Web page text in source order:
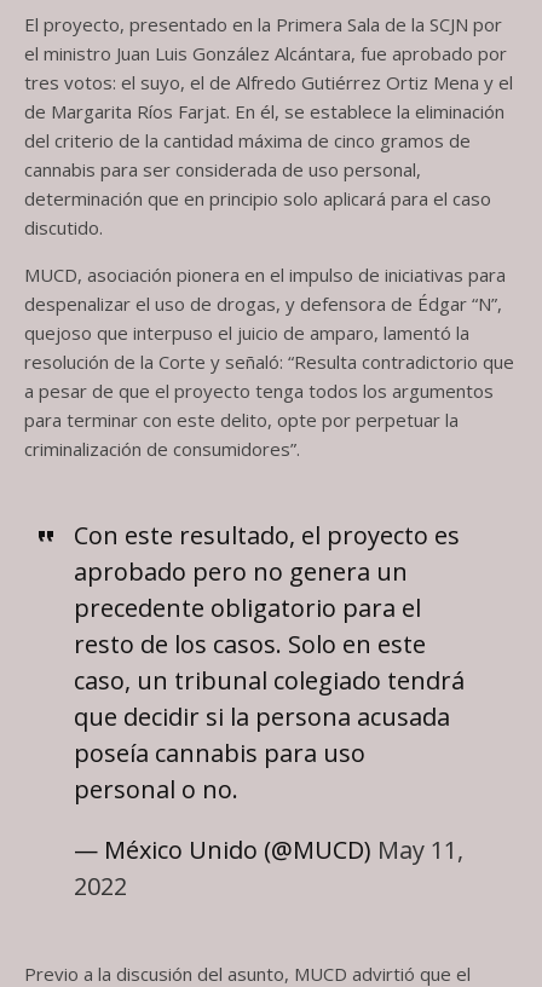
El proyecto, presentado en la Primera Sala de la SCJN por
el ministro Juan Luis González Alcántara, fue aprobado por
tres votos: el suyo, el de Alfredo Gutiérrez Ortiz Mena y el
de Margarita Ríos Farjat. En él, se establece la eliminación
del criterio de la cantidad máxima de cinco gramos de
cannabis para ser considerada de uso personal,
determinación que en principio solo aplicará para el caso
discutido.
MUCD, asociación pionera en el impulso de iniciativas para
despenalizar el uso de drogas, y defensora de Édgar “N”,
quejoso que interpuso el juicio de amparo, lamentó la
resolución de la Corte y señaló: “Resulta contradictorio que
a pesar de que el proyecto tenga todos los argumentos
para terminar con este delito, opte por perpetuar la
criminalización de consumidores”.
Con este resultado, el proyecto es
aprobado pero no genera un
precedente obligatorio para el
resto de los casos. Solo en este
caso, un tribunal colegiado tendrá
que decidir si la persona acusada
poseía cannabis para uso
personal o no.
— México Unido (@MUCD) May 11,
2022
Previo a la discusión del asunto, MUCD advirtió que el